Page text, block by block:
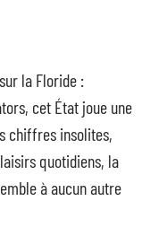
la Floride :
cet État joue une
chiffres insolites,
quotidiens, la
à aucun autre